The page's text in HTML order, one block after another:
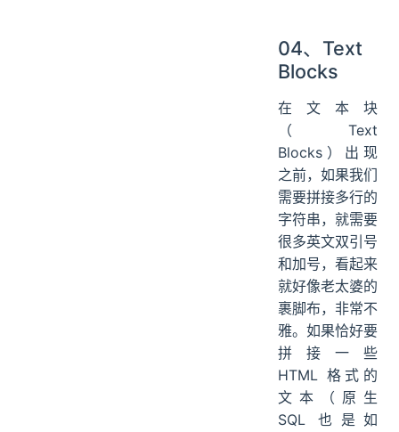
04、Text
Blocks
在文本块
（Text
Blocks）出现
之前，如果我们
需要拼接多行的
字符串，就需要
很多英文双引号
和加号，看起来
就好像老太婆的
裹脚布，非常不
雅。如果恰好要
拼接一些
HTML 格式的
文本（原生
SQL 也是如